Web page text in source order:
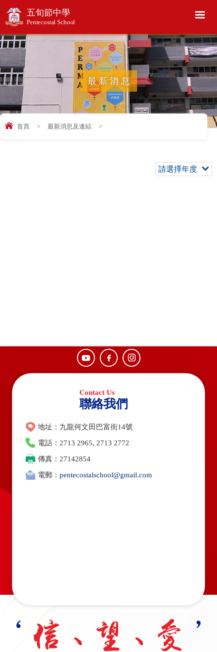
五旬節中學
Pentecostal School
最新消息
首頁 > 最新消息及連結 >
請選擇年度
聯絡我們
地址：九龍何文田巴富街14號
電話：2713 2965, 2713 2772
傳真：27142854
電郵： pentecostalschool@gmail.com